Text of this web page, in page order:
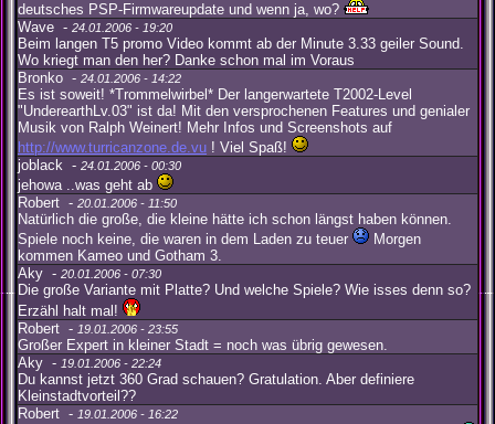
deutsches PSP-Firmwareupdate und wenn ja, wo?
Wave - 24.01.2006 - 19:20
Beim langen T5 promo Video kommt ab der Minute 3.33 geiler Sound.
Wo kriegt man den her? Danke schon mal im Voraus
Bronko - 24.01.2006 - 14:22
Es ist soweit! *Trommelwirbel* Der langerwartete T2002-Level
"UnderearthLv.03" ist da! Mit den versprochenen Features und genialer
Musik von Ralph Weinert! Mehr Infos und Screenshots auf
http://www.turricanzone.de.vu ! Viel Spaß!
joblack - 24.01.2006 - 00:30
jehowa ..was geht ab
Robert - 20.01.2006 - 11:50
Natürlich die große, die kleine hätte ich schon längst haben können.
Spiele noch keine, die waren in dem Laden zu teuer
Morgen
kommen Kameo und Gotham 3.
Aky - 20.01.2006 - 07:30
Die große Variante mit Platte? Und welche Spiele? Wie isses denn so?
Erzähl halt mal!
Robert - 19.01.2006 - 23:55
Großer Expert in kleiner Stadt = noch was übrig gewesen.
Aky - 19.01.2006 - 22:24
Du kannst jetzt 360 Grad schauen? Gratulation. Aber definiere
Kleinstadtvorteil??
Robert - 19.01.2006 - 16:22